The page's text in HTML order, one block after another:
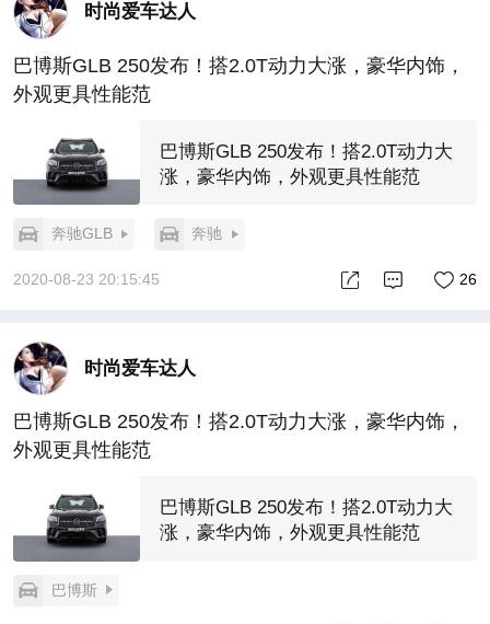
时尚爱车达人
巴博斯GLB 250发布！搭2.0T动力大涨，豪华内饰，
外观更具性能范
巴博斯GLB 250发布！搭2.0T动力大
涨，豪华内饰，外观更具性能范
奔驰GLB 奔驰
2020-08-23 20:15:45 26
时尚爱车达人
巴博斯GLB 250发布！搭2.0T动力大涨，豪华内饰，
外观更具性能范
巴博斯GLB 250发布！搭2.0T动力大
涨，豪华内饰，外观更具性能范
巴博斯